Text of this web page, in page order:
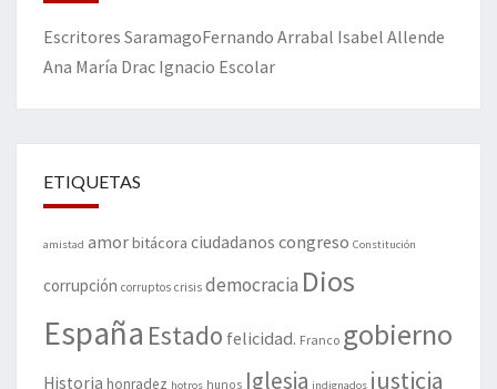
Escritores SaramagoFernando Arrabal Isabel Allende
Ana María Drac Ignacio Escolar
ETIQUETAS
amistad amorbitácora ciudadanos congreso Constitución
corrupción corruptos crisis democracia Dios
España Estado felicidad. Franco gobierno
Historia honradez hotros hunos Iglesia indignados justicia